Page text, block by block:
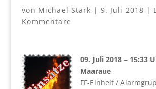
von Michael Stark | 9. Juli 2018 |
Kommentare
09. Juli 2018 – 15:33
Maaraue
FF-Einheit /